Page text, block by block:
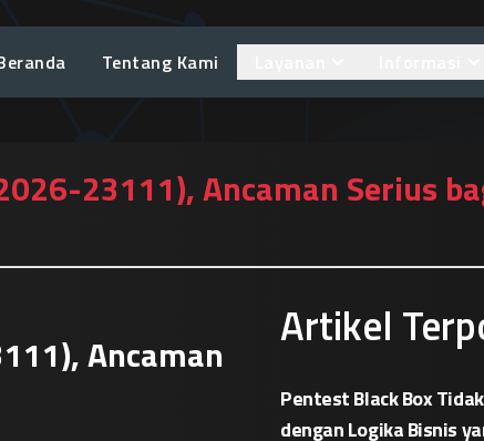
Tentang Kami
23111), Ancaman Serius
Ancaman Artikel
Pentest Black Box
dengan Logika Bisnis